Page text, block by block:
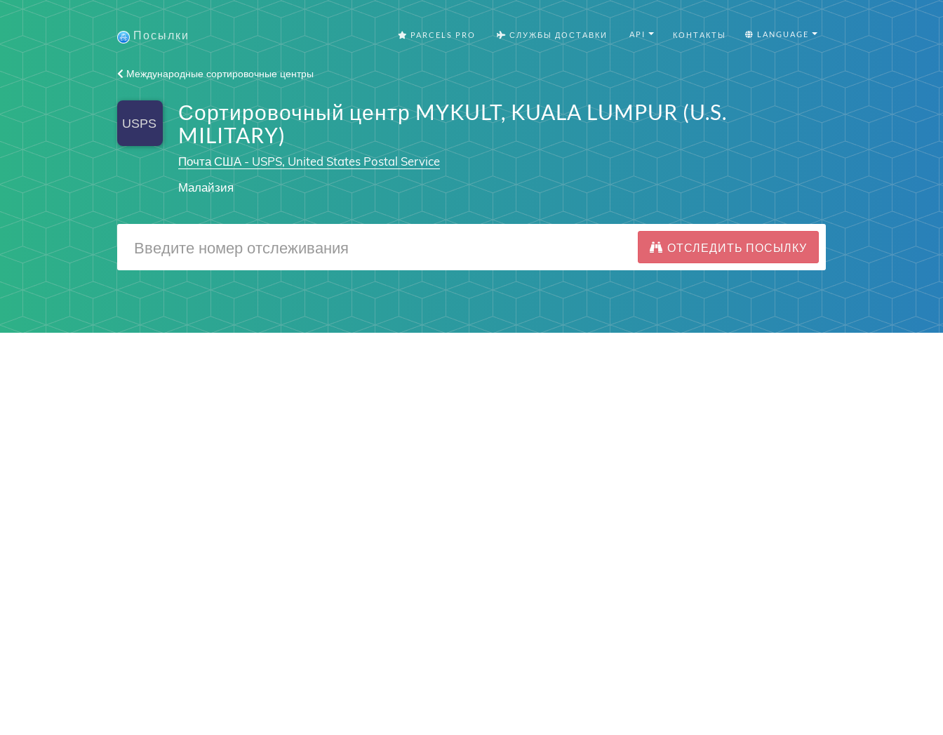
Посылки PARCELS PRO СЛУЖБЫ ДОСТАВКИ API КОНТАКТЫ LANGUAGE
Международные сортировочные центры
Сортировочный центр MYKULT, KUALA LUMPUR (U.S.
MILITARY)
Почта США - USPS, United States Postal Service
Малайзия
ОТСЛЕДИТЬ ПОСЫЛКУ